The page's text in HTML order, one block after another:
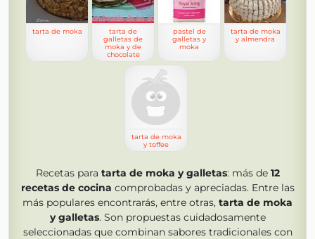
tarta de moka
tarta de
galletas de
moka y de
chocolate
pastel de
galletas y
moka
tarta de moka
y almendra
tarta de moka
y toffee
Recetas para tarta de moka y galletas: más de 12
recetas de cocina comprobadas y apreciadas. Entre las
más populares encontrarás, entre otras, tarta de moka
y galletas. Son propuestas cuidadosamente
seleccionadas que combinan sabores tradicionales con